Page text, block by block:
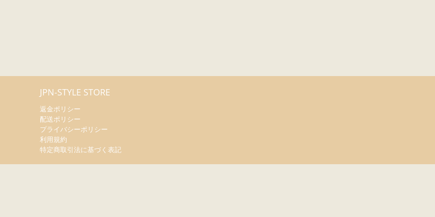
JPN-STYLE STORE
返金ポリシー
配送ポリシー
プライバシーポリシー
利用規約
特定商取引法に基づく表記